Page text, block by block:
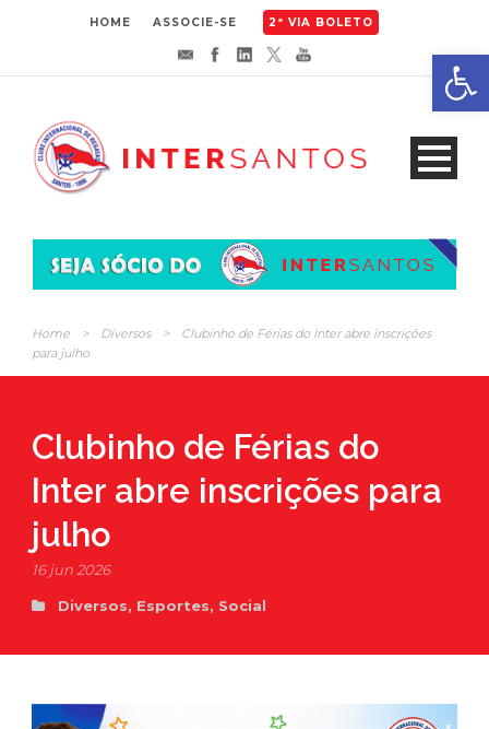
HOME ASSOCIE-SE 2ª VIA BOLETO
Home > Diversos >
Clubinho de Férias do Inter abre inscrições
para julho
Clubinho de Férias do
Inter abre inscrições para
julho
16 jun 2026
Diversos, Esportes, Social
Abrir